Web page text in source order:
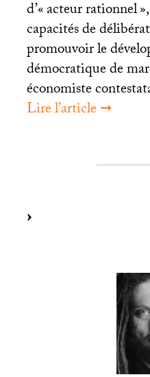
d’«acteur rationnel
capacités de
promouvoir le
démocratique de
économiste
Lire l’article ➞